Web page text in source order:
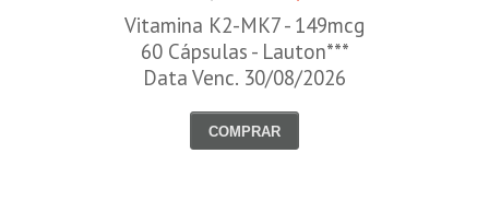
Vitamina K2-MK7 - 149mcg
60 Cápsulas - Lauton***
Data Venc. 30/08/2026
COMPRAR